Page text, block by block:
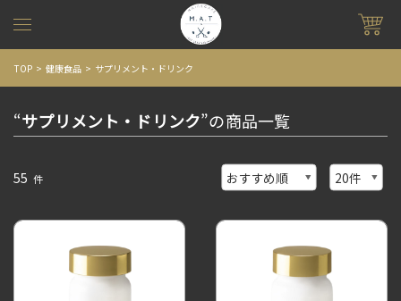
TOP 健康食品 サプリメント・ドリンク
“サプリメント・ドリンク”の商品一覧
55 件